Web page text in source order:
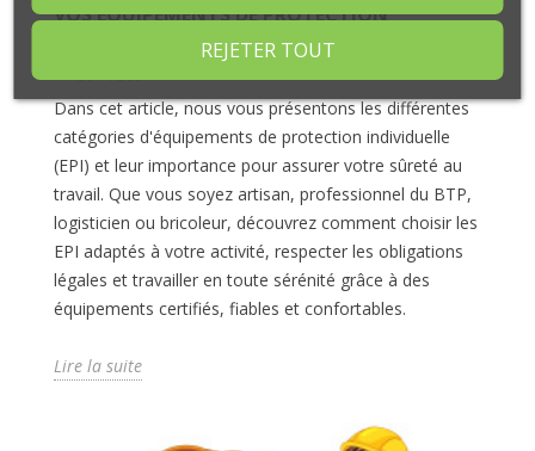
VOS ÉQUIPEMENTS DE PROTECTION
INDIVIDUELLE (EPI) AVEC AURAMA-SHOP
591 Vues
Dans cet article, nous vous présentons les différentes
catégories d'équipements de protection individuelle
(EPI) et leur importance pour assurer votre sûreté au
travail. Que vous soyez artisan, professionnel du BTP,
logisticien ou bricoleur, découvrez comment choisir les
EPI adaptés à votre activité, respecter les obligations
légales et travailler en toute sérénité grâce à des
équipements certifiés, fiables et confortables.
Lire la suite
REJETER TOUT